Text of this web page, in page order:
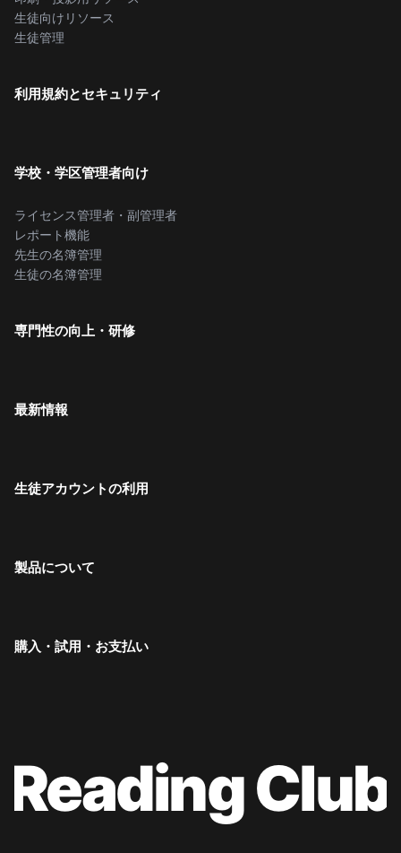
生徒向けリソース
生徒管理
利用規約とセキュリティ
学校・学区管理者向け
ライセンス管理者・副管理者
レポート機能
先生の名簿管理
生徒の名簿管理
専門性の向上・研修
最新情報
生徒アカウントの利用
製品について
購入・試用・お支払い
Reading Club